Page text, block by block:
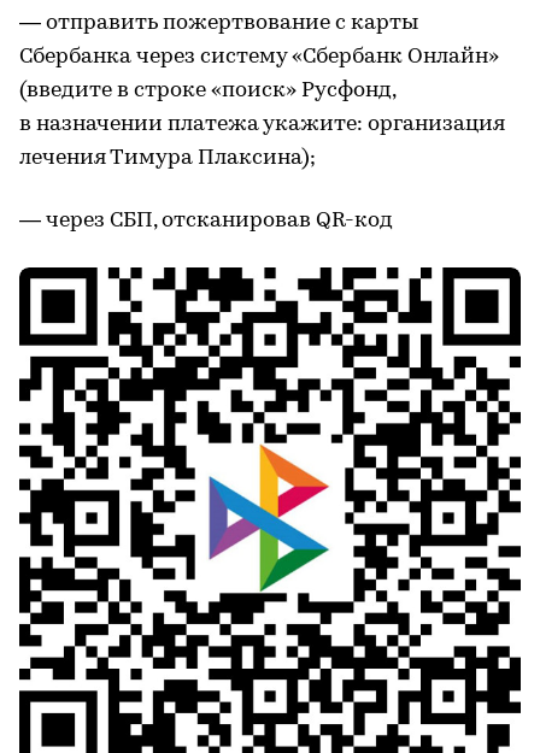
— отправить пожертвование с карты
Сбербанка через систему «Сбербанк Онлайн»
(введите в строке «поиск» Русфонд,
в назначении платежа укажите: организация
лечения Тимура Плаксина);
­— через СБП, отсканировав QR-код